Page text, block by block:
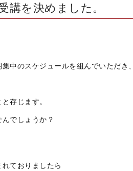
講を決めました。
中のスケジュールを組んでいただき、
存じます。
でしょうか？
ておりましたら